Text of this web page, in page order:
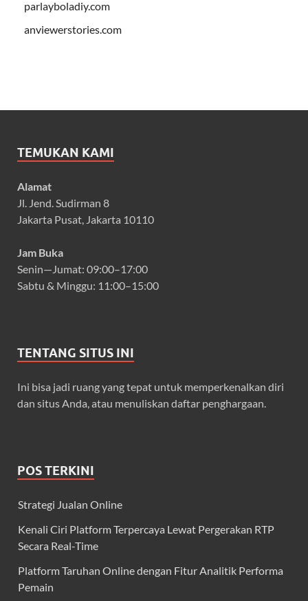
parlayboladiy.com
anviewerstories.com
TEMUKAN KAMI
Alamat
Jl. Jend. Sudirman 8
Jakarta Pusat, Jakarta 10110
Jam Buka
Senin—Jumat: 09:00–17:00
Sabtu & Minggu: 11:00–15:00
TENTANG SITUS INI
Ini bisa jadi ruang yang tepat untuk memperkenalkan diri
dan situs Anda, atau menuliskan daftar penghargaan.
POS TERKINI
Strategi Jualan Online
Kenali Ciri Platform Terpercaya Lewat Pergerakan RTP
Secara Real-Time
Platform Taruhan Online dengan Fitur Analitik Performa
Pemain